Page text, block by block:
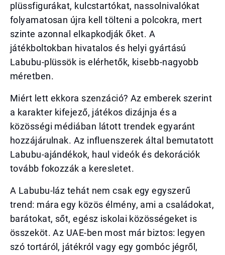
plüssfigurákat, kulcstartókat, nassolnivalókat
folyamatosan újra kell tölteni a polcokra, mert
szinte azonnal elkapkodják őket. A
játékboltokban hivatalos és helyi gyártású
Labubu-plüssök is elérhetők, kisebb-nagyobb
méretben.
Miért lett ekkora szenzáció? Az emberek szerint
a karakter kifejező, játékos dizájnja és a
közösségi médiában látott trendek egyaránt
hozzájárulnak. Az influenszerek által bemutatott
Labubu-ajándékok, haul videók és dekorációk
tovább fokozzák a keresletet.
A Labubu-láz tehát nem csak egy egyszerű
trend: mára egy közös élmény, ami a családokat,
barátokat, sőt, egész iskolai közösségeket is
összeköt. Az UAE-ben most már biztos: legyen
szó tortáról, játékról vagy egy gombóc jégről,